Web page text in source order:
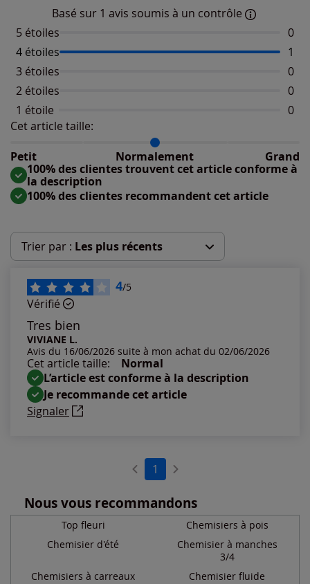
Basé sur 1 avis soumis à un contrôle
5 étoiles
0
4 étoiles
1
3 étoiles
0
2 étoiles
0
1 étoile
0
Cet article taille:
Petit
Normalement Grand
Répartition du taillant selon les avis clients
Taille normalement : 100%
Taille grand : 0%
100% des clientes trouvent cet article conforme à
la description
100% des clientes recommandent cet article
Trier par : Les plus récents
Les plus récents
Les plus anciens
Notes les plus élevées
Notes les plus basses
4/5
Vérifié
Tres bien
VIVIANE L.
Avis du 16/06/2026 suite à mon achat du 02/06/2026
Cet article taille:
Normal
L’article est conforme à la description
Je recommande cet article
Signaler
1
Nous vous recommandons
Top fleuri
Chemisier d'été
Chemisiers à pois
Chemisier à manches
3/4
Chemisiers à carreaux
Chemisier fluide